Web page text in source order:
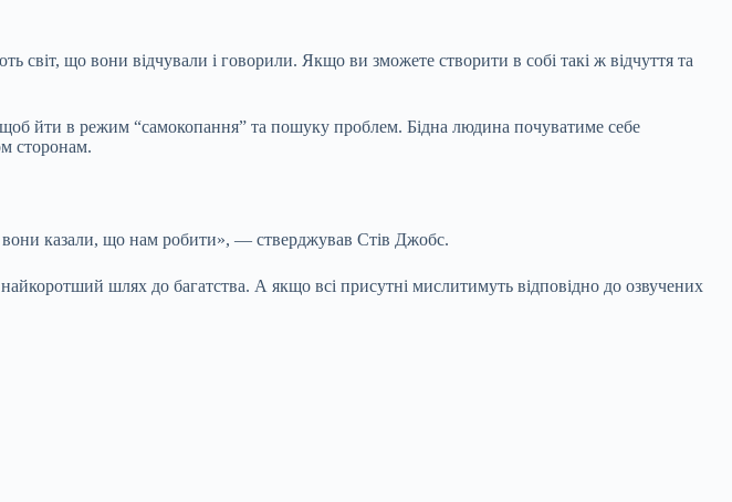
світ, що вони відчували і говорили. Якщо ви зможете створити в собі такі ж відчуття та
йти в режим “самокопання” та пошуку проблем. Бідна людина почуватиме себе
сторонам.
казали, що нам робити», — стверджував Стів Джобс.
шлях до багатства. А якщо всі присутні мислитимуть відповідно до озвучених